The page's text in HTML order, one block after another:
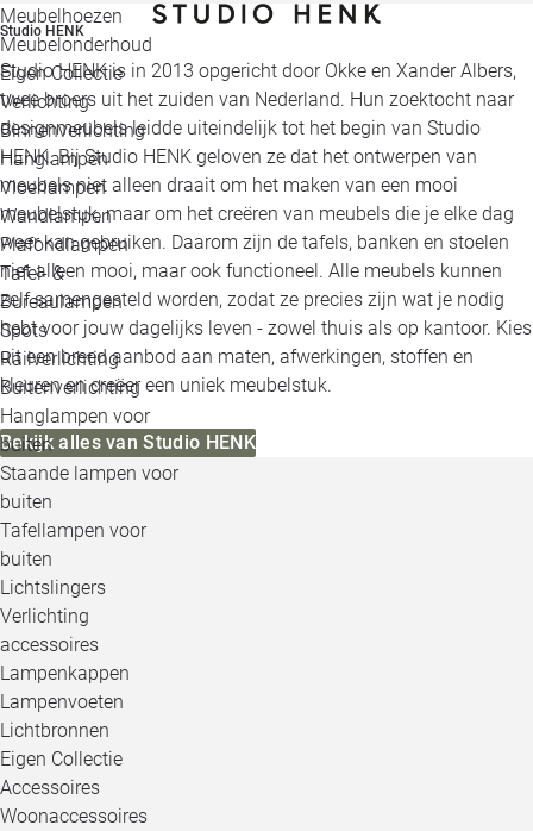
Meubelhoezen
Meubelonderhoud
Eigen Collectie
Verlichting
Binnenverlichting
Hanglampen
Vloerlampen
Wandlampen
Plafondlampen
Tafel- &
Bureaulampen
Spots
Railverlichting
Buitenverlichting
Hanglampen voor
buiten
Staande lampen voor
buiten
Tafellampen voor
buiten
Lichtslingers
Verlichting
accessoires
Lampenkappen
Lampenvoeten
Lichtbronnen
Eigen Collectie
Accessoires
Woonaccessoires
Studio HENK
Studio HENK is in 2013 opgericht door Okke en Xander Albers,
twee broers uit het zuiden van Nederland. Hun zoektocht naar
designmeubels leidde uiteindelijk tot het begin van Studio
HENK. Bij Studio HENK geloven ze dat het ontwerpen van
meubels niet alleen draait om het maken van een mooi
meubelstuk, maar om het creëren van meubels die je elke dag
weer kan gebruiken. Daarom zijn de tafels, banken en stoelen
niet alleen mooi, maar ook functioneel. Alle meubels kunnen
zelf samengesteld worden, zodat ze precies zijn wat je nodig
hebt voor jouw dagelijks leven - zowel thuis als op kantoor. Kies
uit een breed aanbod aan maten, afwerkingen, stoffen en
kleuren en creëer een uniek meubelstuk.
Bekijk alles van Studio HENK